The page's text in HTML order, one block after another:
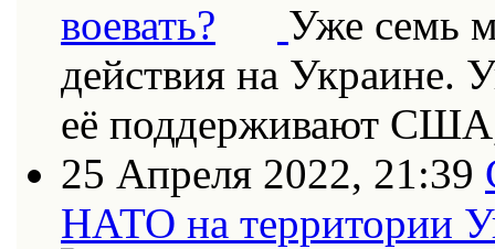
Уже семь
действия на Украине.
её поддерживают
25 Апреля 2022, 21:39
НАТО на территории